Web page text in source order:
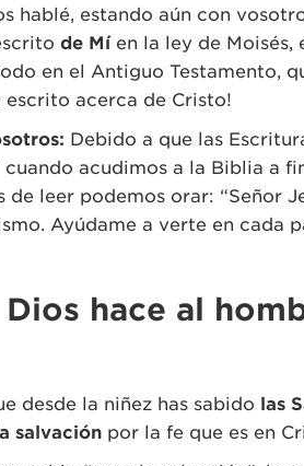
hablé, estando aún con
de Mí en la ley de Moisés,
en el Antiguo Testamento,
escrito acerca de Cristo!
Debido a que las
acudimos a la Biblia a
leer podemos orar: “Señor
Ayúdame a verte en cada
hace al
desde la niñez has sabido las
salvación por la fe que es en